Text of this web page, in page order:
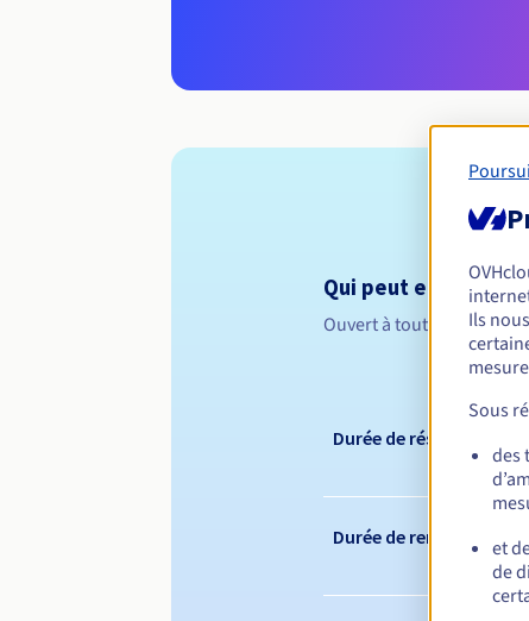
Qui peut
Ouvert à toutes les
Durée de réservation
Durée de renouvellement
Ils
Sous
des
et
de